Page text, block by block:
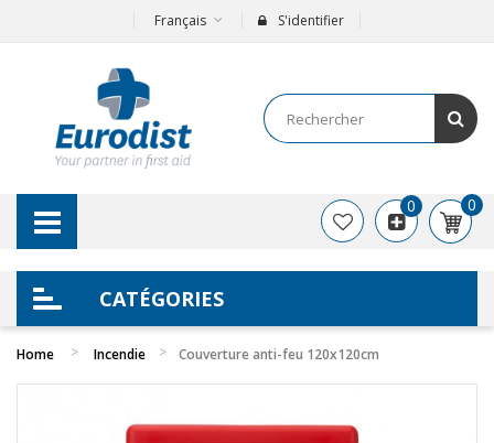
Français S'identifier
CATÉGORIES
0
0
Home Incendie Couverture anti-feu 120x120cm